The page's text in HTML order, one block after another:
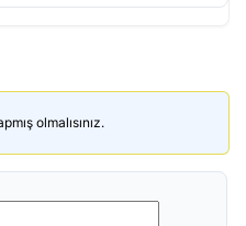
olmalısınız.